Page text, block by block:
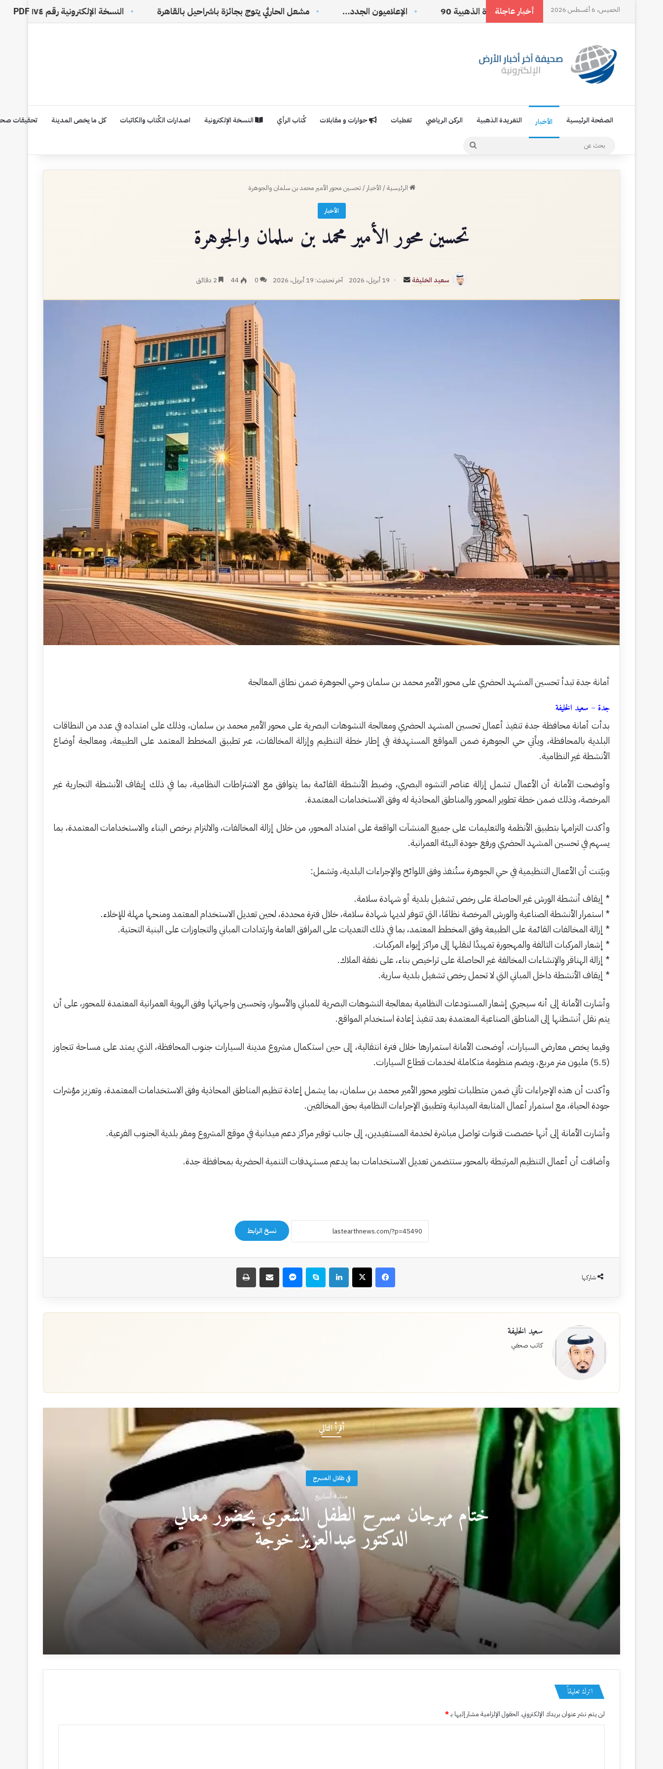
الخميس، 6 أغسطس 2026 أخبار عاجلة اسمي… هويتي الأولى التغريدة الذهبية 90 الإعلاميون الجدد… ‏‎مشعل الحارثي يتوج بجائزة باشراحيل بالقاهرة النسخة الإلكترونية رقم ١٧٤ PDF في ظلال
الصفحة الرئيسية الأخبار التغريدة الذهبية الركن الرياضي تغطيات حوارات و مقابلات كُتاب الرأي النسخة الإلكترونية اصدارات الكُتاب والكاتبات كل ما يخص المدينة تحقيقات
بحث
الرئيسية/ الأخبار / تحسين محور الأمير محمد بن سلمان والجوهرة
الأخبار
تحسين محور الأمير محمد بن سلمان والجوهرة
سعيد الخليفة
أرسل
إلكترونيا
19 أبريل، 2026 آخر تحديث: 19 أبريل، 2026 0
44
أمانة جدة تبدأ تحسين المشهد الحضري على محور الأمير محمد بن سلمان وحي الجوهرة ضمن نطاق المعالجة
جدة – سعيد الخليفة
بدأت أمانة محافظة جدة تنفيذ أعمال تحسين المشهد الحضري ومعالجة التشوهات البصرية على محور الأمير محمد بن سلمان، وذلك على امتداده في عدد من النطاقات
البلدية بالمحافظة، ويأتي حي الجوهرة ضمن المواقع المستهدفة في إطار خطة التنظيم وإزالة المخالفات، عبر تطبيق المخطط المعتمد على الطبيعة، ومعالجة أوضاع
الأنشطة غير النظامية.
وأوضحت الأمانة أن الأعمال تشمل إزالة عناصر التشوه البصري، وضبط الأنشطة القائمة بما يتوافق مع الاشتراطات النظامية، بما في ذلك إيقاف الأنشطة التجارية غير
المرخصة، وذلك ضمن خطة تطوير المحور والمناطق المحاذية له وفق الاستخدامات المعتمدة.
وأكدت التزامها بتطبيق الأنظمة والتعليمات على جميع المنشآت الواقعة على امتداد المحور، من خلال إزالة المخالفات، والالتزام برخص البناء والاستخدامات المعتمدة، بما
يسهم في تحسين المشهد الحضري ورفع جودة البيئة العمرانية.
وبيّنت أن الأعمال التنظيمية في حي الجوهرة ستُنفذ وفق اللوائح والإجراءات البلدية، وتشمل:
* إيقاف أنشطة الورش غير الحاصلة على رخص تشغيل بلدية أو شهادة سلامة.
* استمرار الأنشطة الصناعية والورش المرخصة نظامًا، التي تتوفر لديها شهادة سلامة، خلال فترة محددة، لحين تعديل الاستخدام المعتمد ومنحها مهلة للإخلاء.
* إزالة المخالفات القائمة على الطبيعة وفق المخطط المعتمد، بما في ذلك التعديات على المرافق العامة وارتدادات المباني والتجاوزات على البنية التحتية.
* إشعار المركبات التالفة والمهجورة تمهيدًا لنقلها إلى مراكز إيواء المركبات.
* إزالة الهناقر والإنشاءات المخالفة غير الحاصلة على تراخيص بناء، على نفقة الملاك.
* إيقاف الأنشطة داخل المباني التي لا تحمل رخص تشغيل بلدية سارية.
وأشارت الأمانة إلى أنه سيجري إشعار المستودعات النظامية بمعالجة التشوهات البصرية للمباني والأسوار، وتحسين واجهاتها وفق الهوية العمرانية المعتمدة للمحور، على أن
يتم نقل أنشطتها إلى المناطق الصناعية المعتمدة بعد تنفيذ إعادة استخدام المواقع.
وفيما يخص معارض السيارات، أوضحت الأمانة استمرارها خلال فترة انتقالية، إلى حين استكمال مشروع مدينة السيارات جنوب المحافظة، الذي يمتد على مساحة تتجاوز
(5.5) مليون متر مربع، ويضم منظومة متكاملة لخدمات قطاع السيارات.
وأكدت أن هذه الإجراءات تأتي ضمن متطلبات تطوير محور الأمير محمد بن سلمان، بما يشمل إعادة تنظيم المناطق المحاذية وفق الاستخدامات المعتمدة، وتعزيز مؤشرات
جودة الحياة، مع استمرار أعمال المتابعة الميدانية وتطبيق الإجراءات النظامية بحق المخالفين.
وأشارت الأمانة إلى أنها خصصت قنوات تواصل مباشرة لخدمة المستفيدين، إلى جانب توفير مراكز دعم ميدانية في موقع المشروع ومقر بلدية الجنوب الفرعية.
وأضافت أن أعمال التنظيم المرتبطة بالمحور ستتضمن تعديل الاستخدامات بما يدعم مستهدفات التنمية الحضرية بمحافظة جدة.
نسخ الرابط
شاركها
فيسبوك‫X لينكدإن سكايب ماسنجر مشاركة عبر البريد طباعة
سعيد الخليفة
كاتب صحفي
أقرأ التالي
في ظلال المسرح
منذ 4 أسابيع
ختام مهرجان مسرح الطفل الشعري بحضور معالي
الدكتور عبدالعزيز خوجة
منذ 4 أسابيع
ختام مهرجان مسرح الطفل الشعري بحضور معالي الدكتور عبدالعزيز خوجة
نوف الرويسان تقود التشافي بالفن
اترك تعليقاً
لن يتم نشر عنوان بريدك الإلكتروني. الحقول الإلزامية مشار إليها بـ*